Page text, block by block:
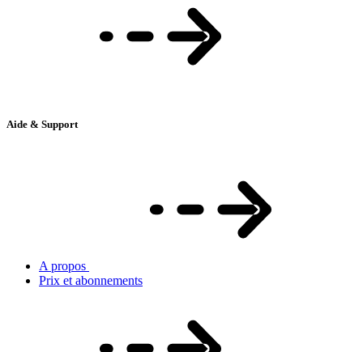
Aide & Support
A propos
Prix et abonnements